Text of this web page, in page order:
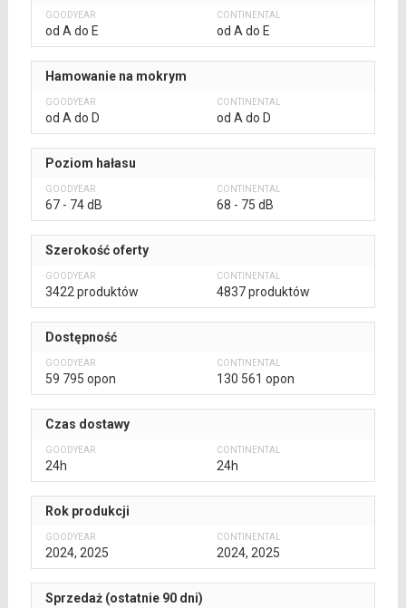
od A do E od A do E
Hamowanie na mokrym
od A do D od A do D
Poziom hałasu
67 - 74 dB 68 - 75 dB
Szerokość oferty
3422 produktów 4837 produktów
Dostępność
59 795 opon 130 561 opon
Czas dostawy
24h 24h
Rok produkcji
2024, 2025 2024, 2025
Sprzedaż (ostatnie 90 dni)